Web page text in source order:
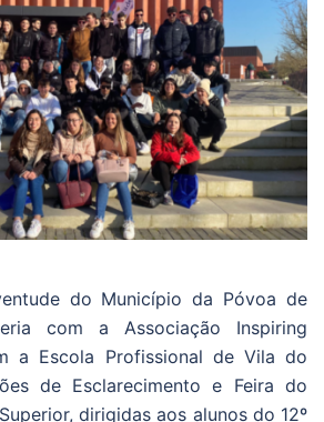
do Município da Póvoa de
com a Associação Inspiring
a Escola Profissional de Vila do
de Esclarecimento e Feira do
dirigidas aos alunos do 12º